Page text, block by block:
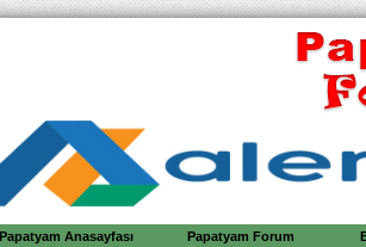
Papatyam Anasayfası Papatyam Forum